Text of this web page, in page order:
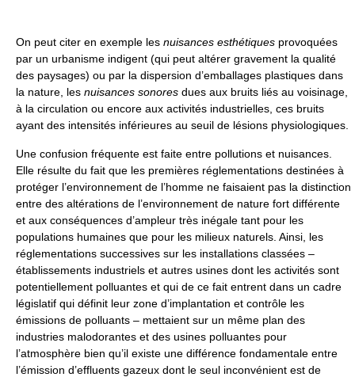
On peut citer en exemple les nuisances esthétiques provoquées
par un urbanisme indigent (qui peut altérer gravement la qualité
des paysages) ou par la dispersion d’emballages plastiques dans
la nature, les nuisances sonores dues aux bruits liés au voisinage,
à la circulation ou encore aux activités industrielles, ces bruits
ayant des intensités inférieures au seuil de lésions physiologiques.
Une confusion fréquente est faite entre pollutions et nuisances.
Elle résulte du fait que les premières réglementations destinées à
protéger l’environnement de l’homme ne faisaient pas la distinction
entre des altérations de l’environnement de nature fort différente
et aux conséquences d’ampleur très inégale tant pour les
populations humaines que pour les milieux naturels. Ainsi, les
réglementations successives sur les installations classées –
établissements industriels et autres usines dont les activités sont
potentiellement polluantes et qui de ce fait entrent dans un cadre
législatif qui définit leur zone d’implantation et contrôle les
émissions de polluants – mettaient sur un même plan des
industries malodorantes et des usines polluantes pour
l’atmosphère bien qu’il existe une différence fondamentale entre
l’émission d’effluents gazeux dont le seul inconvénient est de